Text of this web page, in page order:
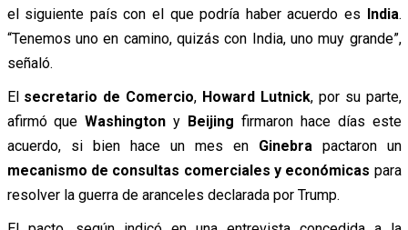
el siguiente país con el que podría haber acuerdo es India.
“Tenemos uno en camino, quizás con India, uno muy grande”,
señaló.
El secretario de Comercio, Howard Lutnick, por su parte,
afirmó queWashington y Beijing firmaron hace días este
acuerdo, si bien hace un mes en Ginebra pactaron un
mecanismo de consultas comerciales y económicas para
resolver la guerra de aranceles declarada por Trump.